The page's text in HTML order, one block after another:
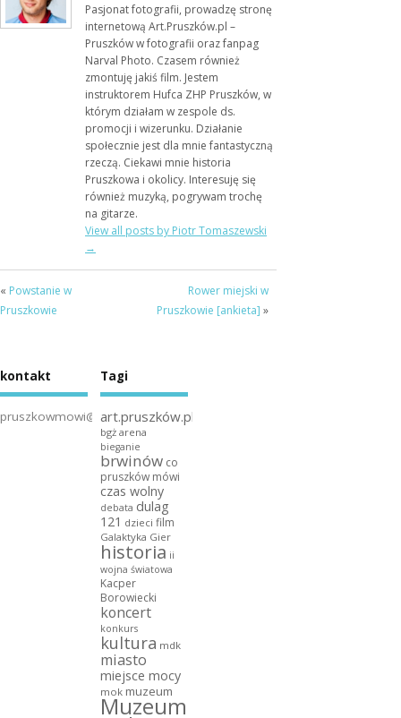
Pasjonat fotografii, prowadzę stronę
internetową Art.Pruszków.pl –
Pruszków w fotografii oraz fanpag
Narval Photo. Czasem również
zmontuję jakiś film. Jestem
instruktorem Hufca ZHP Pruszków, w
którym działam w zespole ds.
promocji i wizerunku. Działanie
społecznie jest dla mnie fantastyczną
rzeczą. Ciekawi mnie historia
Pruszkowa i okolicy. Interesuję się
również muzyką, pogrywam trochę
na gitarze.
View all posts by Piotr Tomaszewski
→
« Powstanie w
Pruszkowie
Rower miejski w
Pruszkowie [ankieta] »
kontakt
pruszkowmowi@gmail.com
Tagi
art.pruszków.pl
bgż arena
bieganie
brwinów co
pruszków mówi
czas wolny
debata dulag
121 dzieci film
Galaktyka Gier
historia ii
wojna światowa
Kacper
Borowiecki
koncert
konkurs
kultura mdk
miasto
miejsce mocy
mok muzeum
Muzeum